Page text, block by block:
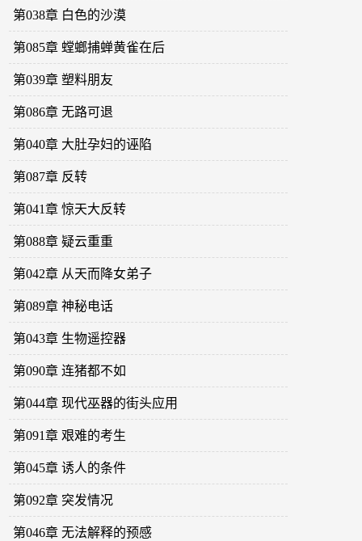
第038章 白色的沙漠
第085章 螳螂捕蝉黄雀在后
第039章 塑料朋友
第086章 无路可退
第040章 大肚孕妇的诬陷
第087章 反转
第041章 惊天大反转
第088章 疑云重重
第042章 从天而降女弟子
第089章 神秘电话
第043章 生物遥控器
第090章 连猪都不如
第044章 现代巫器的街头应用
第091章 艰难的考生
第045章 诱人的条件
第092章 突发情况
第046章 无法解释的预感